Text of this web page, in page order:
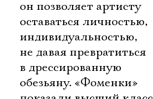
он позволяет артисту
оставаться личностью,
индивидуальностью,
не давая превратиться
в дрессированную
обезьяну. «Фоменки»